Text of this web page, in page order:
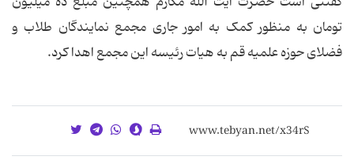
تومان به منظور کمک به امور جاری مجمع نمایندگان طلاب و
فضلای حوزه علمیه قم به هیات رئیسه این مجمع اهدا کرد.